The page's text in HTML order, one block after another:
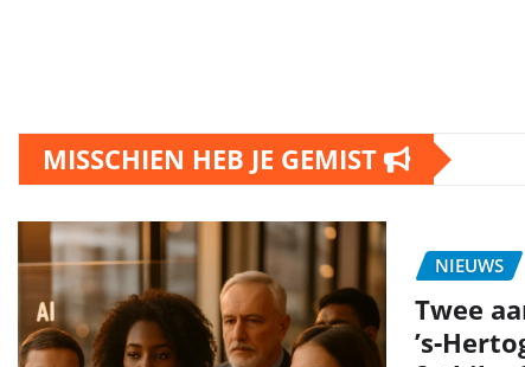
MISSCHIEN HEB JE GEMIST
NIEUWS
Twee